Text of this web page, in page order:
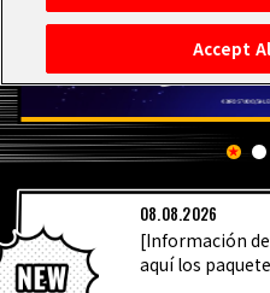
INICIO
NOTICIAS
LO MÁS
VÍDEOS
08.08.2026
[Información de
aquí los
Accept